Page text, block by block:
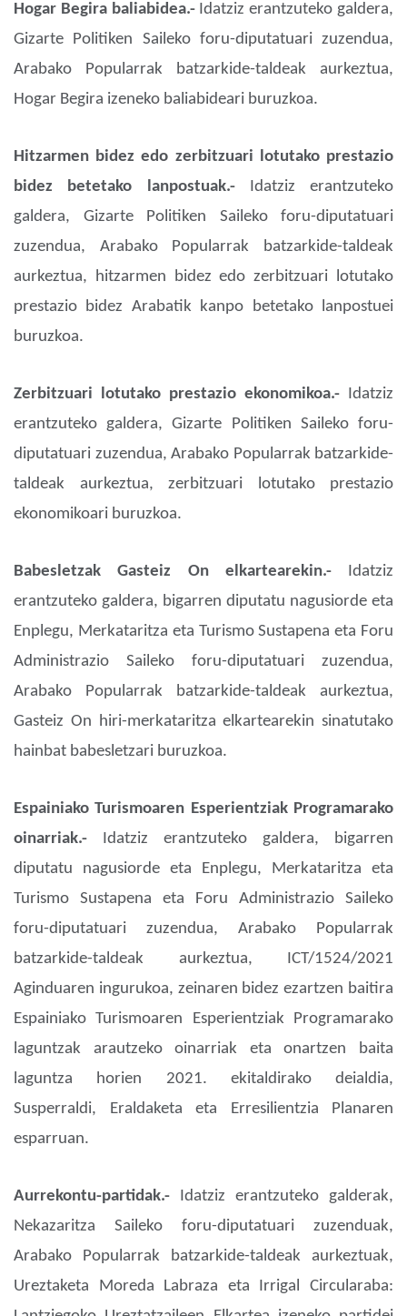
Hogar Begira baliabidea.- Idatziz erantzuteko galdera,
Gizarte Politiken Saileko foru-diputatuari zuzendua,
Arabako Popularrak batzarkide-taldeak aurkeztua,
Hogar Begira izeneko baliabideari buruzkoa.
Hitzarmen bidez edo zerbitzuari lotutako prestazio
bidez betetako lanpostuak.- Idatziz erantzuteko
galdera, Gizarte Politiken Saileko foru-diputatuari
zuzendua, Arabako Popularrak batzarkide-taldeak
aurkeztua, hitzarmen bidez edo zerbitzuari lotutako
prestazio bidez Arabatik kanpo betetako lanpostuei
buruzkoa.
Zerbitzuari lotutako prestazio ekonomikoa.- Idatziz
erantzuteko galdera, Gizarte Politiken Saileko foru-
diputatuari zuzendua, Arabako Popularrak batzarkide-
taldeak aurkeztua, zerbitzuari lotutako prestazio
ekonomikoari buruzkoa.
Babesletzak Gasteiz On elkartearekin.- Idatziz
erantzuteko galdera, bigarren diputatu nagusiorde eta
Enplegu, Merkataritza eta Turismo Sustapena eta Foru
Administrazio Saileko foru-diputatuari zuzendua,
Arabako Popularrak batzarkide-taldeak aurkeztua,
Gasteiz On hiri-merkataritza elkartearekin sinatutako
hainbat babesletzari buruzkoa.
Espainiako Turismoaren Esperientziak Programarako
oinarriak.- Idatziz erantzuteko galdera, bigarren
diputatu nagusiorde eta Enplegu, Merkataritza eta
Turismo Sustapena eta Foru Administrazio Saileko
foru-diputatuari zuzendua, Arabako Popularrak
batzarkide-taldeak aurkeztua, ICT/1524/2021
Aginduaren ingurukoa, zeinaren bidez ezartzen baitira
Espainiako Turismoaren Esperientziak Programarako
laguntzak arautzeko oinarriak eta onartzen baita
laguntza horien 2021. ekitaldirako deialdia,
Susperraldi, Eraldaketa eta Erresilientzia Planaren
esparruan.
Aurrekontu-partidak.- Idatziz erantzuteko galderak,
Nekazaritza Saileko foru-diputatuari zuzenduak,
Arabako Popularrak batzarkide-taldeak aurkeztuak,
Ureztaketa Moreda Labraza eta Irrigal Circularaba: